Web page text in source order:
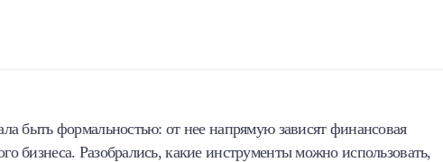
быть формальностью: от нее напрямую зависят финансовая
бизнеса. Разобрались, какие инструменты можно использовать,